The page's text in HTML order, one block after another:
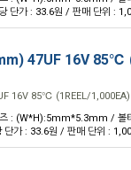
단가 : 33.6원 / 판매 단위 :
47UF 16V 85℃
16V 85℃ (1REEL/1,000EA)
: (W*H):5mm*5.3mm / 볼
가 : 33.6원 / 판매 단위 :